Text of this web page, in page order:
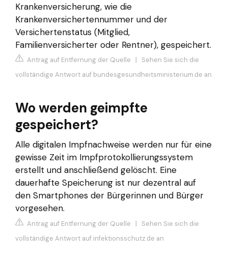
Krankenversicherung, wie die
Krankenversichertennummer und der
Versichertenstatus (Mitglied,
Familienversicherter oder Rentner), gespeichert.
Antrag auf Entfernung der Quelle | Sehen Sie sich die
vollständige Antwort auf bundesgesundheitsministerium.de an
Wo werden geimpfte
gespeichert?
Alle digitalen Impfnachweise werden nur für eine
gewisse Zeit im Impfprotokollierungssystem
erstellt und anschließend gelöscht. Eine
dauerhafte Speicherung ist nur dezentral auf
den Smartphones der Bürgerinnen und Bürger
vorgesehen.
Antrag auf Entfernung der Quelle | Sehen Sie sich die
vollständige Antwort auf infektionsschutz.de an